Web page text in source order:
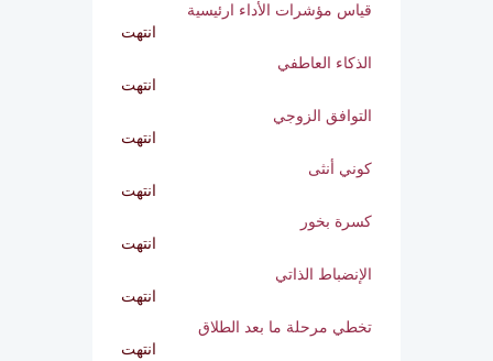
قياس مؤشرات الأداء ارئيسية
انتهت
انتهت
انتهت
كسرة بخور
انتهت
الإنضباط الذاتي
انتهت